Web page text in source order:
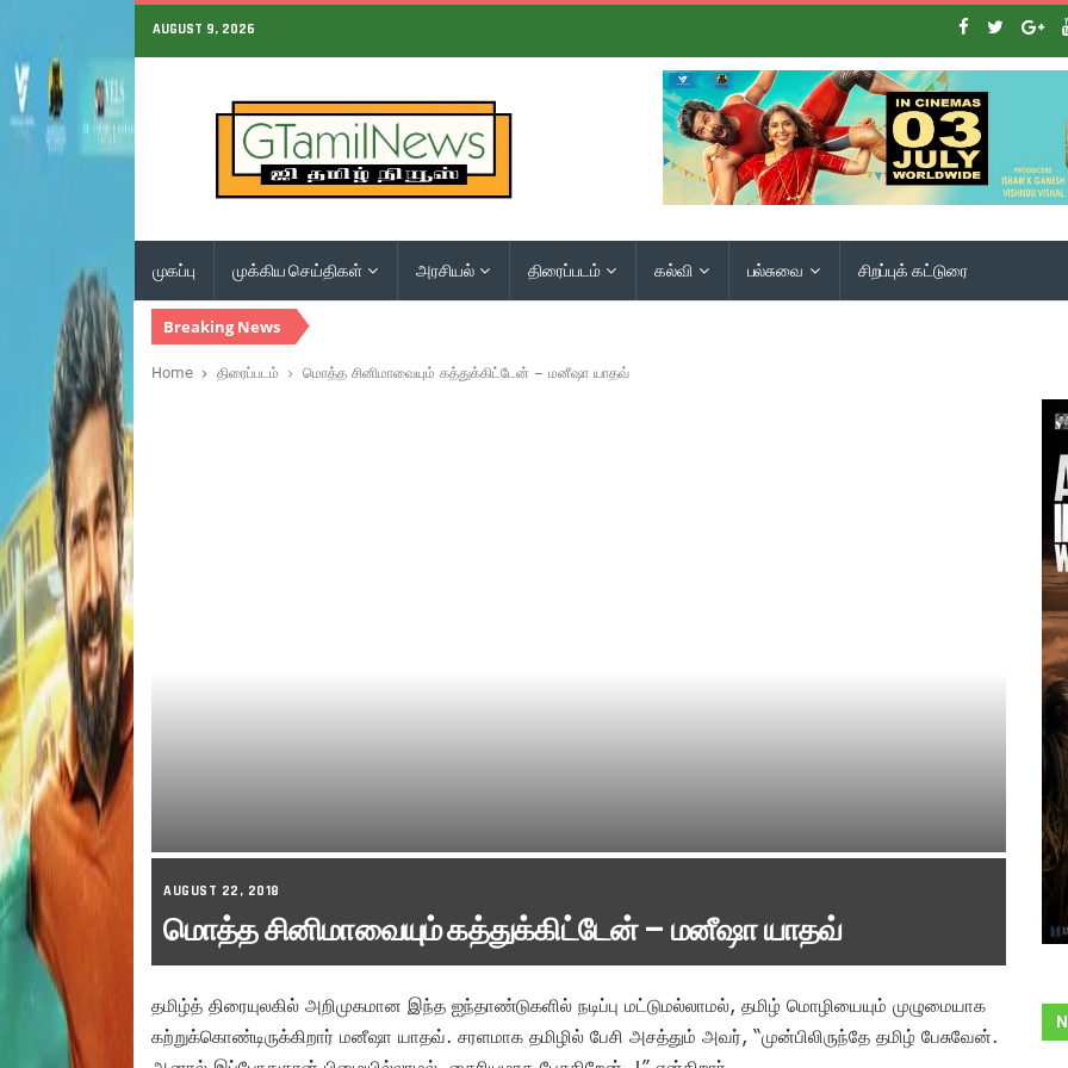
AUGUST 9, 2026
முகப்பு முக்கிய செய்திகள் அரசியல் திரைப்படம் கல்வி பல்சுவை சிறப்புக் கட்டுரை
Breaking News
Home திரைப்படம் மொத்த சினிமாவையும் கத்துக்கிட்டேன் – மனீஷா யாதவ்
AUGUST 22, 2018
மொத்த சினிமாவையும் கத்துக்கிட்டேன் – மனீஷா யாதவ்
தமிழ்த் திரையுலகில் அறிமுகமான இந்த ஐந்தாண்டுகளில் நடிப்பு மட்டுமல்லாமல், தமிழ் மொழியையும் முழுமையாக
கற்றுக்கொண்டிருக்கிறார் மனீஷா யாதவ். சரளமாக தமிழில் பேசி அசத்தும் அவர், “முன்பிலிருந்தே தமிழ் பேசுவேன்.